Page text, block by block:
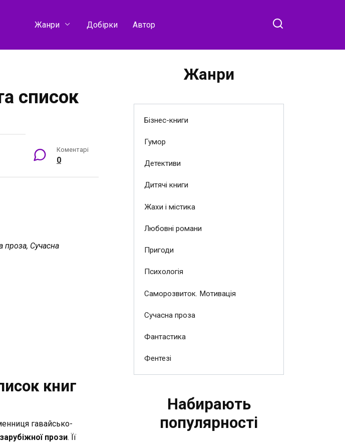
Жанри Добірки Автор
список
Коментарі
0
проза, Сучасна
книг
гавайсько-
прози. Її
Жанри
Бізнес-книги
Гумор
Детективи
Дитячі книги
Жахи і містика
Любовні романи
Пригоди
Психологія
Саморозвиток. Мотивація
Сучасна проза
Фантастика
Фентезі
Набирають
популярності